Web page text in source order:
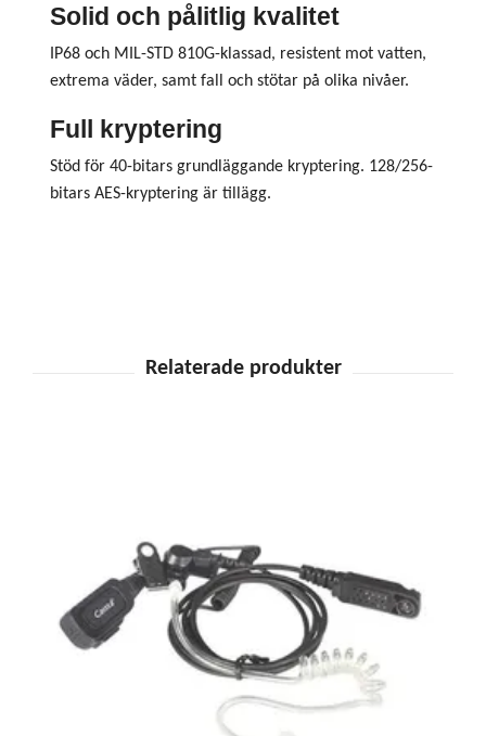
Solid och pålitlig kvalitet
IP68 och MIL-STD 810G-klassad, resistent mot vatten,
extrema väder, samt fall och stötar på olika nivåer.
Full kryptering
Stöd för 40-bitars grundläggande kryptering. 128/256-
bitars AES-kryptering är tillägg.